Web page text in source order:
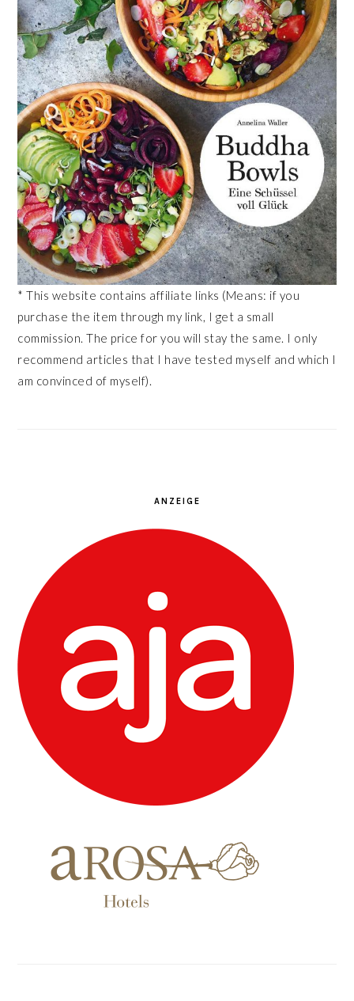
* This website contains affiliate links (Means: if you
purchase the item through my link, I get a small
commission. The price for you will stay the same. I only
recommend articles that I have tested myself and which I
am convinced of myself).
ANZEIGE